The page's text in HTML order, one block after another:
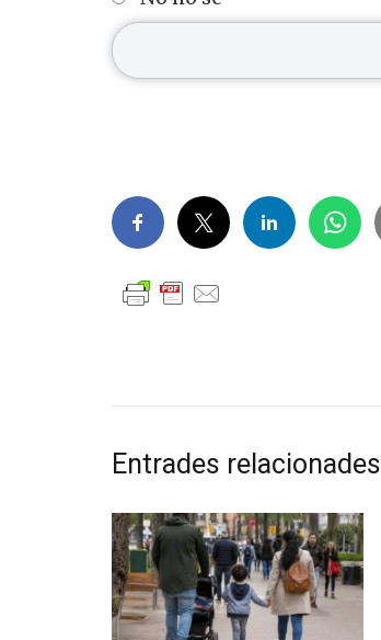
Entrades relacionades